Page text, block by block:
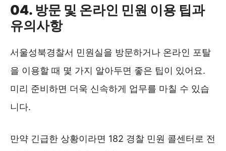
04. 방문 및 온라인 민원 이용 팁과
유의사항
서울성북경찰서 민원실을 방문하거나 온라인 포탈
을 이용할 때 몇 가지 알아두면 좋은 팁이 있어요.
미리 준비하면 더욱 신속하게 업무를 마칠 수 있습
니다.
만약 긴급한 상황이라면 182 경찰 민원 콜센터로 전